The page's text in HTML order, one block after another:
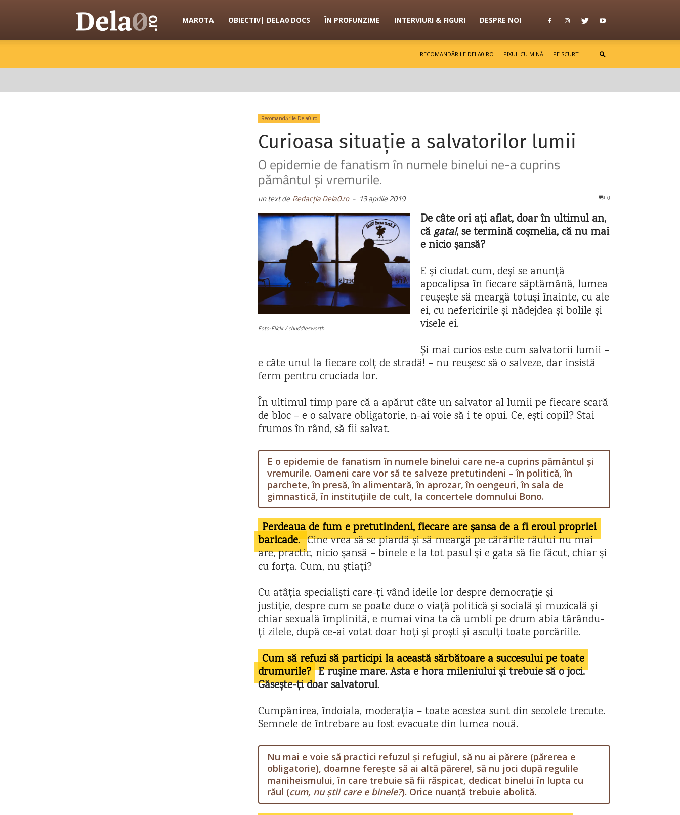
Dela0
MAROTA OBIECTIV| DELA0 DOCS ÎN PROFUNZIME INTERVIURI & FIGURI DESPRE NOI
RECOMANDĂRILE DELA0.RO PIXUL CU MINĂ PE SCURT
Recomandările Dela0.ro
Curioasa situație a salvatorilor lumii
O epidemie de fanatism în numele binelui ne-a cuprins
pământul și vremurile.
un text de Redacția Dela0.ro - 13 aprilie 2019 0
Foto: Flickr / chuddlesworth
De câte ori ați aflat, doar în ultimul an,
căgata!, se termină coșmelia, că nu mai
e nicio șansă?
E și ciudat cum, deși se anunță
apocalipsa în fiecare săptămână, lumea
reușește să meargă totuși înainte, cu ale
ei, cu nefericirile și nădejdea și bolile și
visele ei.
Și mai curios este cum salvatorii lumii –
e câte unul la fiecare colț de stradă! – nu reușesc să o salveze, dar insistă
ferm pentru cruciada lor.
În ultimul timp pare că a apărut câte un salvator al lumii pe fiecare scară
de bloc – e o salvare obligatorie, n-ai voie să i te opui. Ce, ești copil? Stai
frumos în rând, să fii salvat.
E o epidemie de fanatism în numele binelui care ne-a cuprins pământul și
vremurile. Oameni care vor să te salveze pretutindeni – în politică, în
parchete, în presă, în alimentară, în aprozar, în oengeuri, în sala de
gimnastică, în instituțiile de cult, la concertele domnului Bono.
Perdeaua de fum e pretutindeni, fiecare are șansa de a fi eroul propriei
baricade. Cine vrea să se piardă și să meargă pe cărările răului nu mai
are, practic, nicio șansă – binele e la tot pasul și e gata să fie făcut, chiar și
cu forța. Cum, nu știați?
Cu atâția specialiști care-ți vând ideile lor despre democrație și
justiție, despre cum se poate duce o viață politică și socială și muzicală și
chiar sexuală împlinită, e numai vina ta că umbli pe drum abia târându-
ți zilele, după ce-ai votat doar hoți și proști și asculți toate porcăriile.
Cum să refuzi să participi la această sărbătoare a succesului pe toate
drumurile? E rușine mare. Asta e hora mileniului și trebuie să o joci.
Găsește-ți doar salvatorul.
Cumpănirea, îndoiala, moderația – toate acestea sunt din secolele trecute.
Semnele de întrebare au fost evacuate din lumea nouă.
Nu mai e voie să practici refuzul și refugiul, să nu ai părere (părerea e
obligatorie), doamne ferește să ai altă părere!, să nu joci după regulile
maniheismului, în care trebuie să fii răspicat, dedicat binelui în lupta cu
răul (cum, nu știi care e binele?). Orice nuanță trebuie abolită.